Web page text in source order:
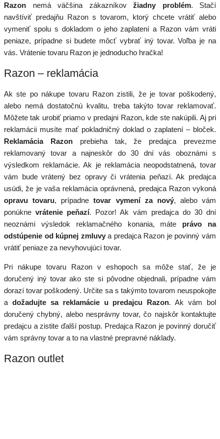
Razon nemá väčšina zákazníkov žiadny problém. Stačí
navštíviť predajňu Razon s tovarom, ktorý chcete vrátiť alebo
vymeniť spolu s dokladom o jeho zaplatení a Razon vám vráti
peniaze, prípadne si budete môcť vybrať iný tovar. Voľba je na
vás. Vrátenie tovaru Razon je jednoducho hračka!
Razon – reklamácia
Ak ste po nákupe tovaru Razon zistili, že je tovar poškodený,
alebo nemá dostatočnú kvalitu, treba takýto tovar reklamovať.
Môžete tak urobiť priamo v predajni Razon, kde ste nakúpili. Aj pri
reklamácii musíte mať pokladničný doklad o zaplatení – bloček.
Reklamácia Razon prebieha tak, že predajca prevezme
reklamovaný tovar a najneskôr do 30 dní vás oboznámi s
výsledkom reklamácie. Ak je reklamácia neopodstatnená, tovar
vám bude vrátený bez opravy či vrátenia peňazí. Ak predajca
usúdi, že je vaša reklamácia oprávnená, predajca Razon vykoná
opravu tovaru, prípadnetovar vymení za nový, alebo vám
ponúknevrátenie peňazí. Pozor! Ak vám predajca do 30 dní
neoznámi výsledok reklamačného konania, máte právo na
odstúpenie od kúpnej zmluvya predajca Razon je povinný vám
vrátiť peniaze za nevyhovujúci tovar.
Pri nákupe tovaru Razon v eshopoch sa môže stať, že je
doručený iný tovar ako ste si pôvodne objednali, prípadne vám
dorazí tovar poškodený. Určite sa s takýmto tovarom neuspokojte
a dožadujte sa reklamácie u predajcu Razon. Ak vám bol
doručený chybný, alebo nesprávny tovar, čo najskôr kontaktujte
predajcu a zistite ďalší postup. Predajca Razon je povinný doručiť
vám správny tovar a to na vlastné prepravné náklady.
Razon outlet